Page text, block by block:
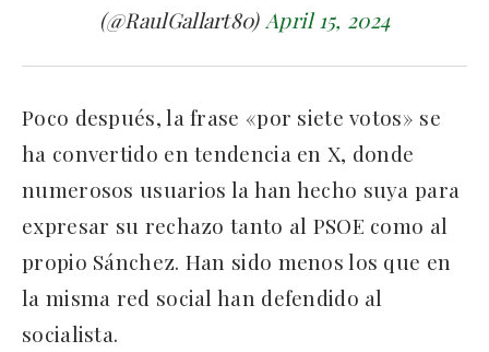
(@RaulGallart80)April 15, 2024
Poco después, la frase «por siete votos» se
ha convertido en tendencia en X, donde
numerosos usuarios la han hecho suya para
expresar su rechazo tanto al PSOE como al
propio Sánchez. Han sido menos los que en
la misma red social han defendido al
socialista.